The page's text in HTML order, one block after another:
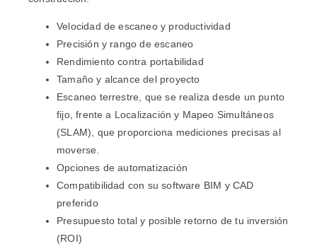
Velocidad de escaneo y productividad
Precisión y rango de escaneo
Rendimiento contra portabilidad
Tamaño y alcance del proyecto
Escaneo terrestre, que se realiza desde un punto
fijo, frente a Localización y Mapeo Simultáneos
(SLAM), que proporciona mediciones precisas al
moverse.
Opciones de automatización
Compatibilidad con su software BIM y CAD
preferido
Presupuesto total y posible retorno de tu inversión
(ROI)